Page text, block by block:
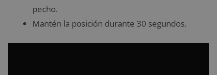
pecho.
Mantén la posición durante 30 segundos.